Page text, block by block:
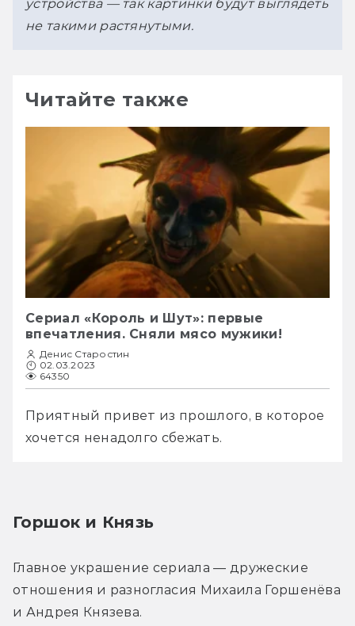
устройства — так картинки будут выглядеть
не такими растянутыми.
Читайте также
Сериал «Король и Шут»: первые
впечатления. Сняли мясо мужики!
Денис Старостин
02.03.2023
64350
Приятный привет из прошлого, в которое
хочется ненадолго сбежать.
Горшок и Князь
Главное украшение сериала — дружеские
отношения и разногласия Михаила Горшенёва
и Андрея Князева.